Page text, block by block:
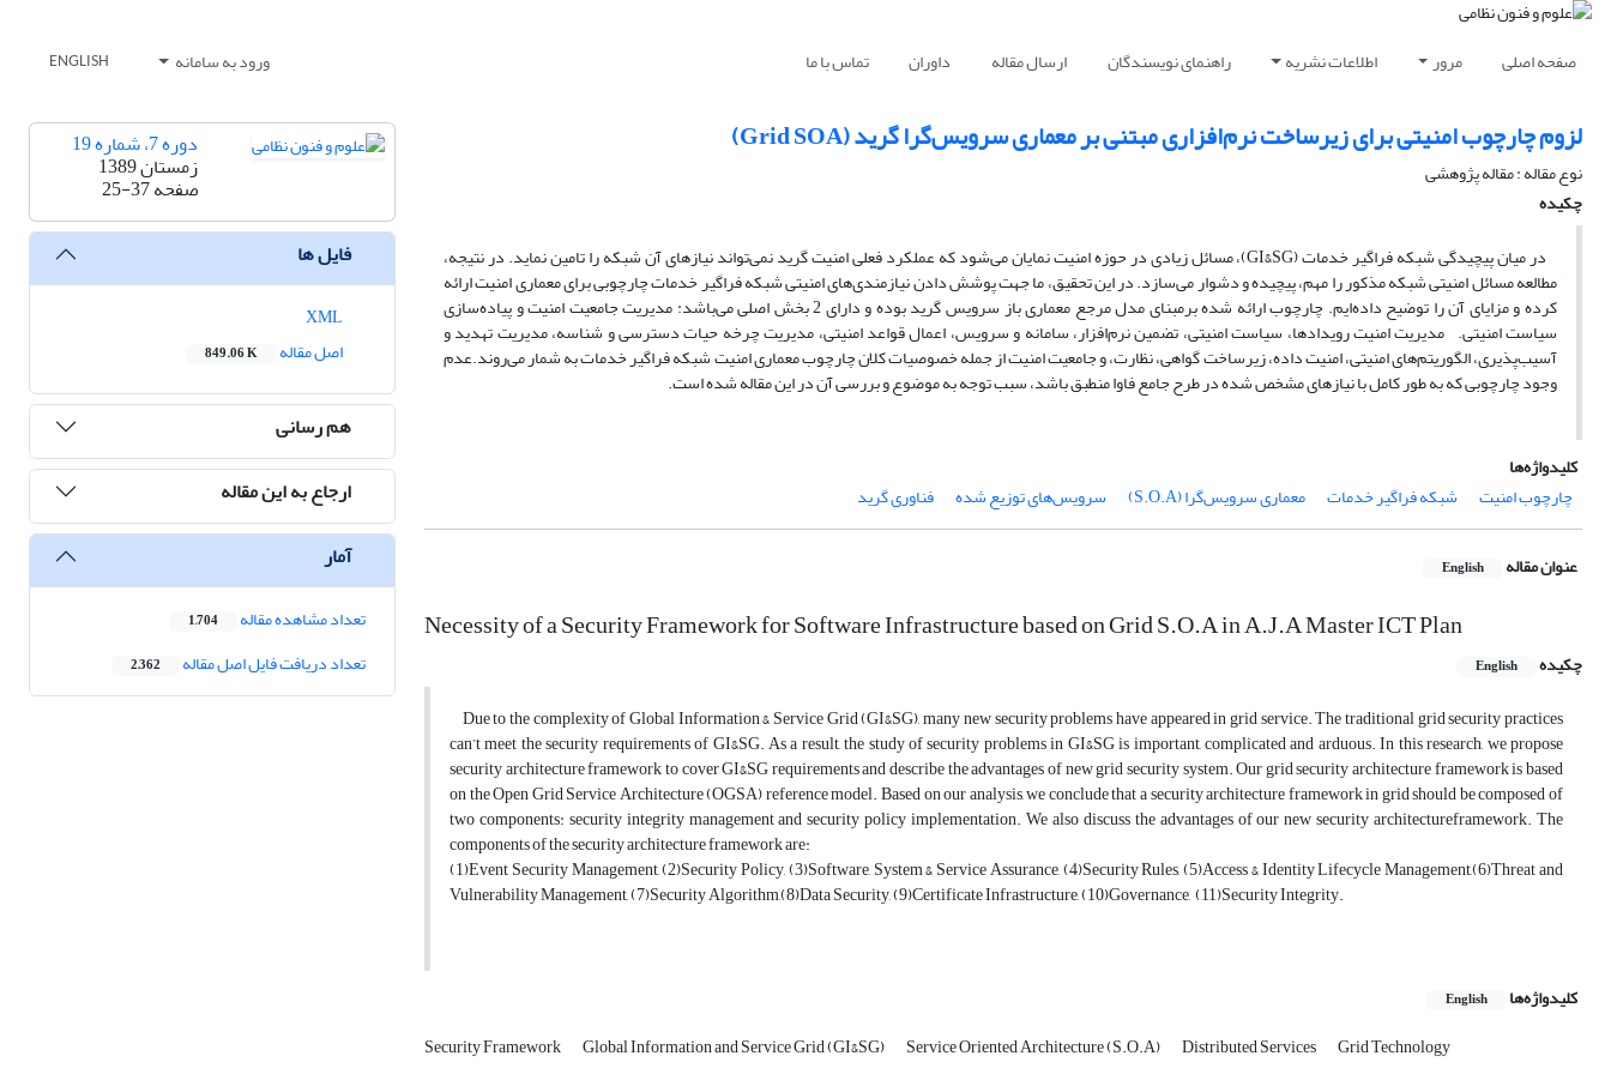
صفحه اصلی مرور اطلاعات نشریه راهنمای نویسندگان ارسال مقاله داوران تماس با ما ورود به سامانه ENGLISH
لزوم چارچوب امنیتی برای زیرساخت نرم‌افزاری مبتنی بر معماری سرویس‌گرا گرید (Grid SOA)
نوع مقاله : مقاله پژوهشی
چکیده
در میان پیچیدگی شبکه فراگیر خدمات (GI&SG)، مسائل زیادی در حوزه امنیت نمایان می‌شود که عملکرد فعلی امنیت گرید نمی‌تواند نیازهای آن شبکه را تامین نماید. در نتیجه،
مطالعه مسائل امنیتی شبکه مذکور را مهم، پیچیده و دشوار می‌سازد. در این تحقیق، ما جهت پوشش دادن نیازمندی‌های امنیتی شبکه فراگیر خدمات چارچوبی برای معماری امنیت ارائه
کرده و مزایای آن را توضیح داده‌ایم. چارچوب ارائه شده برمبنای مدل مرجع معماری باز سرویس گرید بوده و دارای 2 بخش اصلی می‌باشد: مدیریت جامعیت امنیت و پیاده‌سازی
سیاست امنیتی. مدیریت امنیت رویدادها، سیاست امنیتی، تضمین نرم‌افزار، سامانه و سرویس، اعمال قواعد امنیتی، مدیریت چرخه حیات دسترسی و شناسه، مدیریت تهدید و
آسیب‌پذیری، الگوریتم‌های امنیتی، امنیت داده، زیرساخت گواهی، نظارت، و جامعیت امنیت از جمله خصوصیات کلان چارچوب معماری امنیت شبکه فراگیر خدمات به شمار می‌روند.عدم
وجود چارچوبی که به طور کامل با نیازهای مشخص شده در طرح جامع فاوا منطبق باشد، سبب توجه به موضوع و بررسی آن در این مقاله شده است.
کلیدواژه‌ها
چارچوب امنیت
شبکه فراگیر خدمات معماری سرویس‌گرا (S.O.A) سرویس‌های توزیع شده فناوری گرید
عنوان مقاله English
Necessity of a Security Framework for Software Infrastructure based on Grid S.O.A in A.J.A Master ICT Plan
چکیده English
Due to the complexity of Global Information & Service Grid (GI&SG), many new security problems have appeared in grid service. The traditional grid security practices
can’t meet the security requirements of GI&SG. As a result, the study of security problems in GI&SG is important, complicated and arduous. In this research, we propose
security architecture framework to cover GI&SG requirements and describe the advantages of new grid security system. Our grid security architecture framework is based
on the Open Grid Service Architecture (OGSA) reference model. Based on our analysis, we conclude that a security architecture framework in grid should be composed of
two components: security integrity management and security policy implementation. We also discuss the advantages of our new security architectureframework. The
components of the security architecture framework are:
(1)Event Security Management, (2)Security Policy, (3)Software, System & Service Assurance, (4)Security Rules, (5)Access & Identity Lifecycle Management,(6)Threat and
Vulnerability Management, (7)Security Algorithm,(8)Data Security, (9)Certificate Infrastructure, (10)Governance, (11)Security Integrity.
کلیدواژه‌ها English
Security Framework Global Information and Service Grid (GI&SG) Service Oriented Architecture (S.O.A) Distributed Services Grid Technology
دوره 7، شماره 19
زمستان 1389
صفحه25-37
فایل ها
اصل مقاله
849.06 K
هم رسانی
ارجاع به این مقاله
آمار
تعداد مشاهده مقاله 1,704
تعداد دریافت فایل اصل مقاله 2,362